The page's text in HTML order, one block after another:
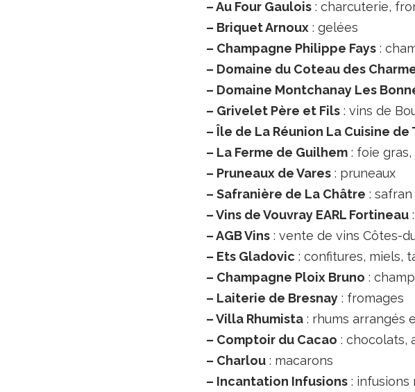
– Au Four Gaulois : charcuterie,
– Briquet Arnoux : gelées
– Champagne Philippe Fays :
– Domaine du Coteau des
– Domaine Montchanay Les
– Grivelet Père et Fils : vins de
– Île de La Réunion La Cuisine de
– La Ferme de Guilhem : foie
– Pruneaux de Vares : pruneaux
– Safranière de La Châtre :
– Vins de Vouvray EARL Fortineau
– AGB Vins : vente de vins Côtes-
– Ets Gladovic : confitures, miels,
– Champagne Ploix Bruno :
– Laiterie de Bresnay : fromages
– Villa Rhumista : rhums arrangés
– Comptoir du Cacao : chocolats,
– Charlou : macarons
– Incantation Infusions : infusions